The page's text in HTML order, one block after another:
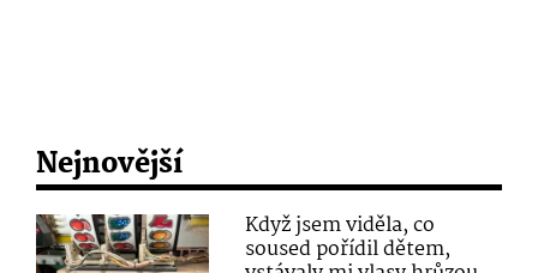
Nejnovější
Když jsem viděla, co
soused pořídil dětem,